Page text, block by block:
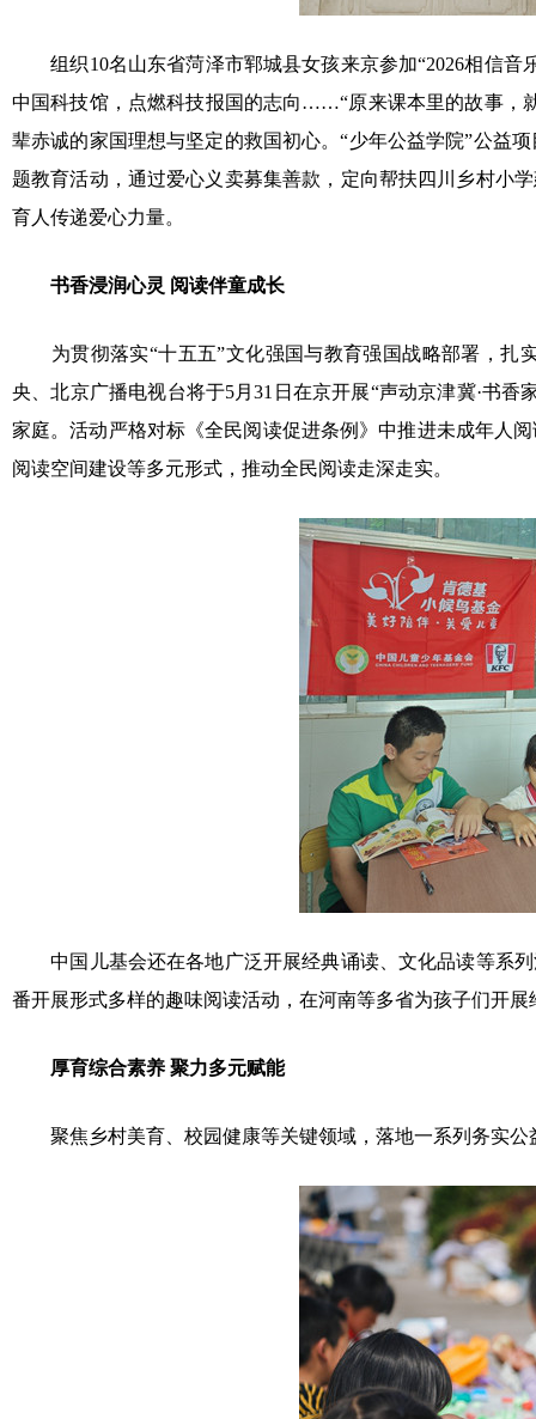
组织10名山东省菏泽市郓城县女孩来京参加“2026相信音
中国科技馆，点燃科技报国的志向……“原来课本里的故事，
辈赤诚的家国理想与坚定的救国初心。“少年公益学院”公益
题教育活动，通过爱心义卖募集善款，定向帮扶四川乡村小
育人传递爱心力量。
书香浸润心灵 阅读伴童成长
为贯彻落实“十五五”文化强国与教育强国战略部署，扎
央、北京广播电视台将于5月31 日在京开展“声动京津冀·书
家庭。活动严格对标《全民阅读促进条例》中推进未成年人
阅读空间建设等多元形式，推动全民阅读走深走实。
中国儿基会还在各地广泛开展经典诵读、文化品读等系列
番开展形式多样的趣味阅读活动，在河南等多省为孩子们开
厚育综合素养 聚力多元赋能
聚焦乡村美育、校园健康等关键领域，落地一系列务实公